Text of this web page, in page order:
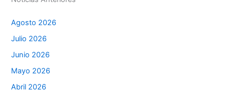
Agosto 2026
Julio 2026
Junio 2026
Mayo 2026
Abril 2026